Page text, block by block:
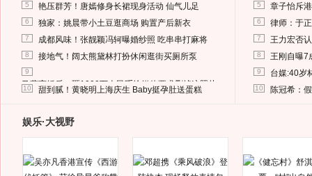
5 艳压群芳！唐嫣修身长裙现身活动 仙气儿足
6 独家：姚晨带小土豆逛商场 购置产后新衣
7 成都风味！张靓颖冯轲曝婚纱照 吃串串打麻将
8 接地气！阔太熊黛林打扮休闲逛街买厕所泵
9
马蓉离婚后，砸1000万人民币给媒体要求删掉这照片
10 甜到腻！黄晓明上海庆生 Baby挺孕肚送蛋糕
5 章子怡斥
6 律师：于
7 王力宏否
8 王刚自曝7
9 台媒:40岁
10 陈冠希：
娱乐·大视野